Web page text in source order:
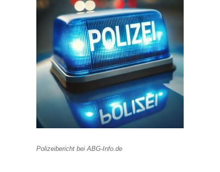
Polizeibericht bei ABG-Info.de